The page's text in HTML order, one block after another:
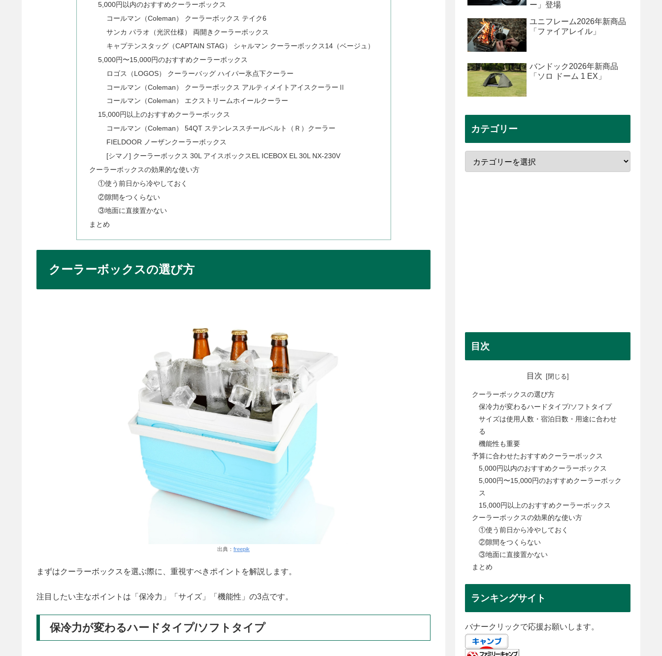
5,000円以内のおすすめクーラーボックス
コールマン（Coleman） クーラーボックス テイク6
サンカ パラオ（光沢仕様） 両開きクーラーボックス
キャプテンスタッグ（CAPTAIN STAG） シャルマン クーラーボックス14（ベージュ）
5,000円〜15,000円のおすすめクーラーボックス
ロゴス（LOGOS） クーラーバッグ ハイパー氷点下クーラー
コールマン（Coleman） クーラーボックス アルティメイトアイスクーラーⅡ
コールマン（Coleman） エクストリームホイールクーラー
15,000円以上のおすすめクーラーボックス
コールマン（Coleman） 54QT ステンレススチールベルト（Ｒ）クーラー
FIELDOOR ノーザンクーラーボックス
[シマノ] クーラーボックス 30L アイスボックスEL ICEBOX EL 30L NX-230V
クーラーボックスの効果的な使い方
①使う前日から冷やしておく
②隙間をつくらない
③地面に直接置かない
まとめ
クーラーボックスの選び方
出典： freepik
まずはクーラーボックスを選ぶ際に、重視すべきポイントを解説します。
注目したい主なポイントは「保冷力」「サイズ」「機能性」の3点です。
保冷力が変わるハードタイプ/ソフトタイプ
ー」登場
ユニフレーム2026年新商品
「ファイアレイル」
バンドック2026年新商品
「ソロ ドーム 1 EX」
カテゴリー
目次
目次
クーラーボックスの選び方
保冷力が変わるハードタイプ/ソフトタイプ
サイズは使用人数・宿泊日数・用途に合わせ
る
機能性も重要
予算に合わせたおすすめクーラーボックス
5,000円以内のおすすめクーラーボックス
5,000円〜15,000円のおすすめクーラーボック
ス
15,000円以上のおすすめクーラーボックス
クーラーボックスの効果的な使い方
①使う前日から冷やしておく
②隙間をつくらない
③地面に直接置かない
まとめ
ランキングサイト
バナークリックで応援お願いします。